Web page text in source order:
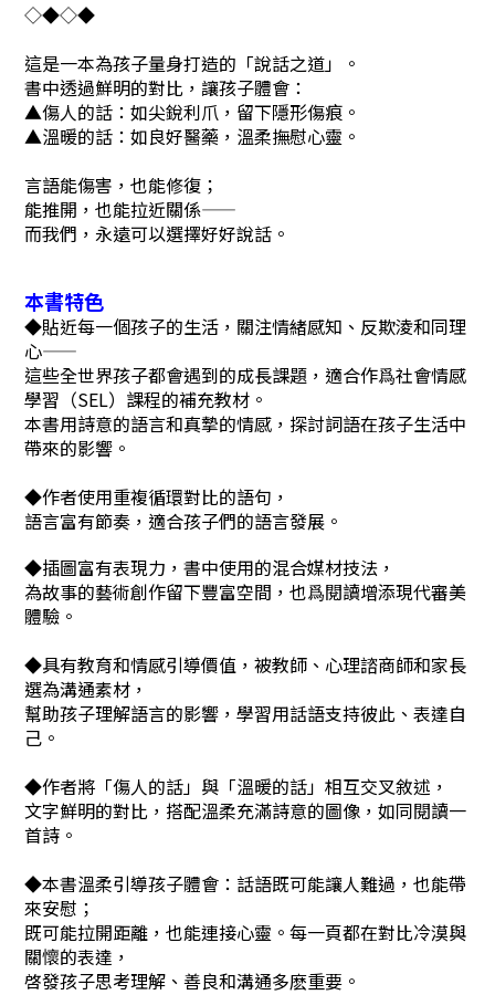
◇◆◇◆
這是一本為孩子量身打造的「說話之道」。
書中透過鮮明的對比，讓孩子體會：
▲傷人的話：如尖銳利爪，留下隱形傷痕。
▲溫暖的話：如良好醫藥，溫柔撫慰心靈。
言語能傷害，也能修復；
能推開，也能拉近關係——
而我們，永遠可以選擇好好說話。
本書特色
◆貼近每一個孩子的生活，關注情緒感知、反欺淩和同理
心——
這些全世界孩子都會遇到的成長課題，適合作爲社會情感
學習（SEL）課程的補充教材。
本書用詩意的語言和真摯的情感，探討詞語在孩子生活中
帶來的影響。
◆作者使用重複循環對比的語句，
語言富有節奏，適合孩子們的語言發展。
◆插圖富有表現力，書中使用的混合媒材技法，
為故事的藝術創作留下豐富空間，也爲閱讀增添現代審美
體驗。
◆具有教育和情感引導價值，被教師、心理諮商師和家長
選為溝通素材，
幫助孩子理解語言的影響，學習用話語支持彼此、表達自
己。
◆作者將「傷人的話」與「溫暖的話」相互交叉敘述，
文字鮮明的對比，搭配溫柔充滿詩意的圖像，如同閱讀一
首詩。
◆本書溫柔引導孩子體會：話語既可能讓人難過，也能帶
來安慰；
既可能拉開距離，也能連接心靈。每一頁都在對比冷漠與
關懷的表達，
啓發孩子思考理解、善良和溝通多麽重要。